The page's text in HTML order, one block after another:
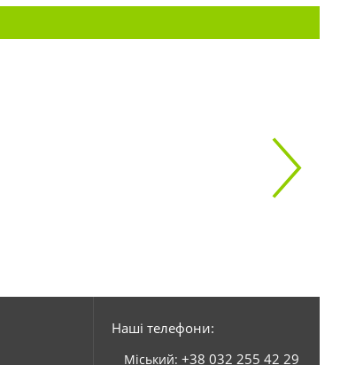
Наші телефони:
Міський: +38 032 255 42 29